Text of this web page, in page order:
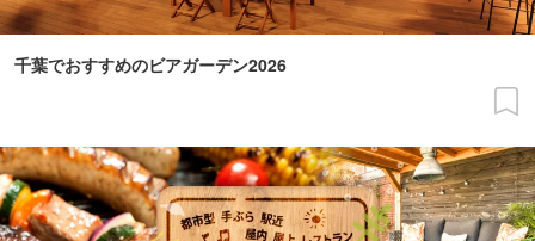
千葉でおすすめのビアガーデン2026